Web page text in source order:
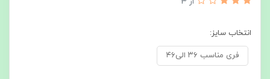
انتخاب سایز:
فری مناسب ۳۶ الی۴۶